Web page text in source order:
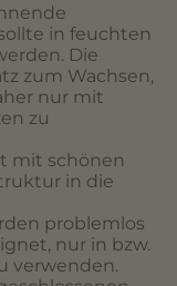
in feuchten
Die
zum Wachsen,
nur mit
zu
mit schönen
in die
problemlos
nur in bzw.
verwenden.